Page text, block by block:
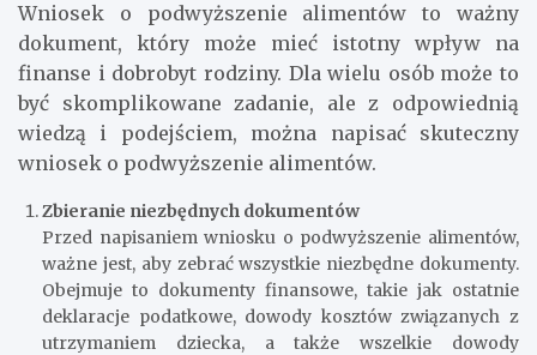
Wniosek o podwyższenie alimentów to ważny
dokument, który może mieć istotny wpływ na
finanse i dobrobyt rodziny. Dla wielu osób może to
być skomplikowane zadanie, ale z odpowiednią
wiedzą i podejściem, można napisać skuteczny
wniosek o podwyższenie alimentów.
Zbieranie niezbędnych dokumentów
Przed napisaniem wniosku o podwyższenie alimentów,
ważne jest, aby zebrać wszystkie niezbędne dokumenty.
Obejmuje to dokumenty finansowe, takie jak ostatnie
deklaracje podatkowe, dowody kosztów związanych z
utrzymaniem dziecka, a także wszelkie dowody